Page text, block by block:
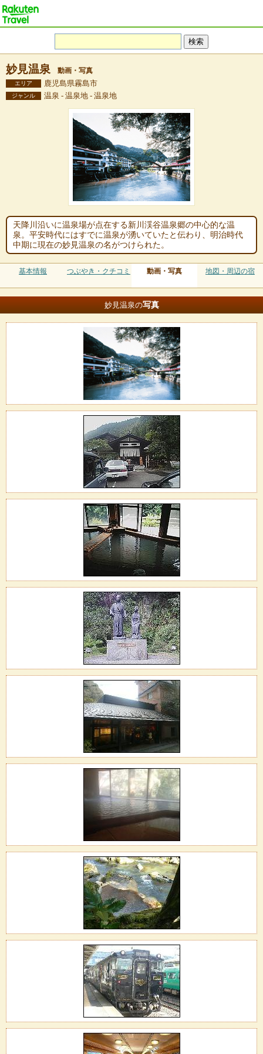
妙見温泉 動画・写真
エリア 鹿児島県霧島市
ジャンル 温泉 - 温泉地 - 温泉地
天降川沿いに温泉場が点在する新川渓谷温泉郷の中心的な温
泉。平安時代にはすでに温泉が湧いていたと伝わり、明治時代
中期に現在の妙見温泉の名がつけられた。
基本情報 つぶやき・クチコミ 動画・写真 地図・周辺の宿
妙見温泉の写真